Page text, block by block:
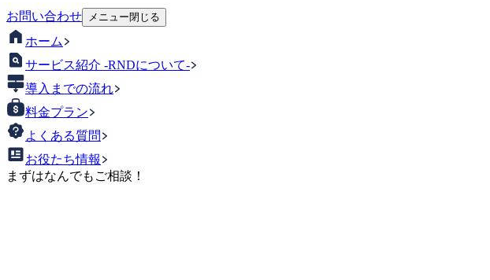
お問い合わせ メニュー閉じる
ホーム
サービス紹介 -RNDについて-
導入までの流れ
料金プラン
よくある質問
お役たち情報
まずはなんでもご相談！